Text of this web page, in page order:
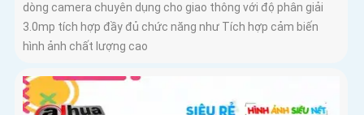
dòng camera chuyên dụng cho giao thông với độ phân giải
3.0mp tích hợp đầy đủ chức năng như Tích hợp cảm biến
hình ảnh chất lượng cao